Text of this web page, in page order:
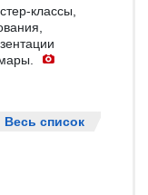
классы,
Весь список